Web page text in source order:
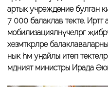
артык учреждение булган
7 000 балаклав текте. Иртәгә
мобилизацияләнүчеләргә
хезмәткәрләре
нык һәм уңайлы итеп
мәдәният министры Ирада